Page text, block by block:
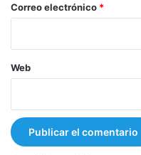
*
Correo electrónico *
Web